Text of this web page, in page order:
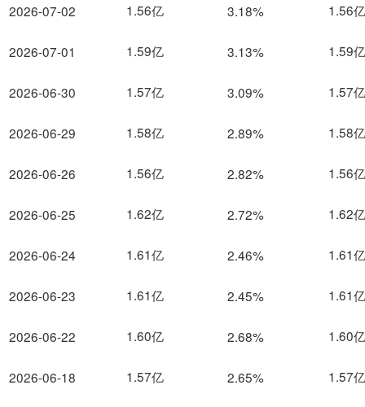
2026-07-02
2026-07-01
2026-06-30
2026-06-29
2026-06-26
2026-06-25
2026-06-24
2026-06-23
2026-06-22
2026-06-18
1.56亿 3.18% 1.56亿
1.59亿 3.13% 1.59亿
1.57亿 3.09% 1.57亿
1.58亿 2.89% 1.58亿
1.56亿 2.82% 1.56亿
1.62亿 2.72% 1.62亿
1.61亿 2.46% 1.61亿
1.61亿 2.45% 1.61亿
1.60亿 2.68% 1.60亿
1.57亿 2.65% 1.57亿